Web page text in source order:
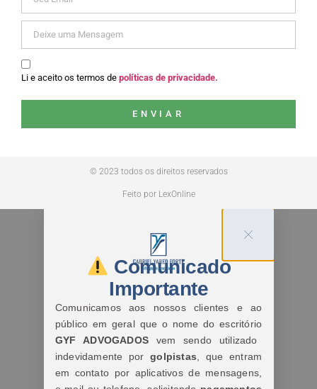
Li e aceito os termos de políticas de privacidade.
ENVIAR
© 2023 todos os direitos reservados
Feito por LexOnline
Comunicado
Importante
Comunicamos aos nossos clientes e ao
público em geral que o nome do escritório
GYF ADVOGADOS vem sendo utilizado
indevidamente por golpistas , que entram
em contato por aplicativos de mensagens,